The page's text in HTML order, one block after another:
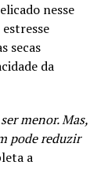
nesse
secas
da
menor. Mas,
pode reduzir
a